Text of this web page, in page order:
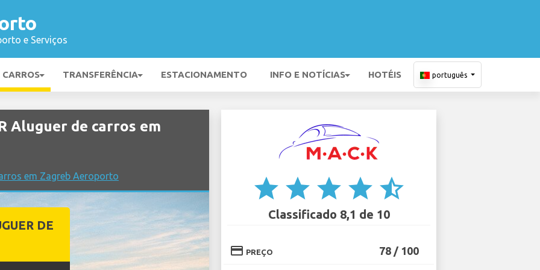
e Serviços
CARROS TRANSFERÊNCIA ESTACIONAMENTO INFO E NOTÍCIAS HOTÉIS português
Aluguer de carros em
em Zagreb Aeroporto
DE
star star star star star_half
Classificado 8,1 de 10
credit_card PREÇO 78 / 100